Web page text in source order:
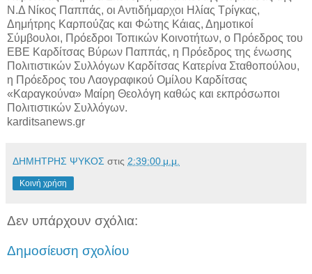
Ν.Δ Νίκος Παππάς, οι Αντιδήμαρχοι Ηλίας Τρίγκας,
Δημήτρης Καρπούζας και Φώτης Κάιας, Δημοτικοί
Σύμβουλοι, Πρόεδροι Τοπικών Κοινοτήτων, ο Πρόεδρος του
ΕΒΕ Καρδίτσας Βύρων Παππάς, η Πρόεδρος της ένωσης
Πολιτιστικών Συλλόγων Καρδίτσας Κατερίνα Σταθοπούλου,
η Πρόεδρος του Λαογραφικού Ομίλου Καρδίτσας
«Καραγκούνα» Μαίρη Θεολόγη καθώς και εκπρόσωποι
Πολιτιστικών Συλλόγων.
karditsanews.gr
ΔΗΜΗΤΡΗΣ ΨΥΚΟΣ στις 2:39:00 μ.μ.
Κοινή χρήση
Δεν υπάρχουν σχόλια:
Δημοσίευση σχολίου